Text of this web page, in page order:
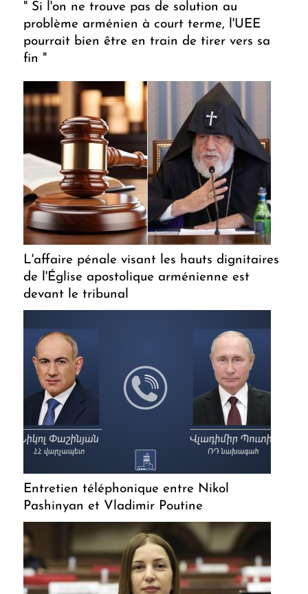
" Si l'on ne trouve pas de solution au
problème arménien à court terme, l'UEE
pourrait bien être en train de tirer vers sa
fin "
L'affaire pénale visant les hauts dignitaires
de l'Église apostolique arménienne est
devant le tribunal
Entretien téléphonique entre Nikol
Pashinyan et Vladimir Poutine